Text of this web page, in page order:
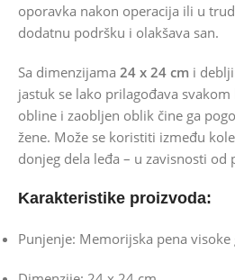
oporavka nakon operacija ili u
dodatnu podršku i olakšava san.
Sa dimenzijama 24 x 24 cm i
jastuk se lako prilagođava
obline i zaobljen oblik čine ga
žene. Može se koristiti između
donjeg dela leđa – u zavisnosti od
Karakteristike proizvoda:
Punjenje: Memorijska pena visoke